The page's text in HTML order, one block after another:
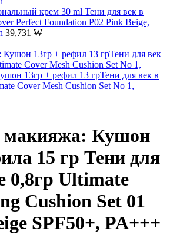
крем 30 ml Тени для век в
Perfect Foundation P02 Pink Beige,
39,731 ₩
13гр + рефил 13 грТени для век в
Cover Mesh Cushion Set No 1,
макияжа: Кушон
15 гр Тени для
0,8гр Ultimate
Cushion Set 01
SPF50+, PA+++